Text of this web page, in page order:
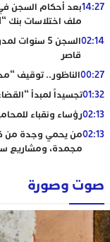
14:27بعد أحكام السجن
ملف اختلاسات بنك “UBM” بتطوان
02:14
السجن 5
قاصر
00:27الناظور.. توقيف
01:32تجسيداً لمبدأ
02:13رؤساء ونقباء
02:13من يحمي وجدة من
مجمدة، ومشاريع
صوت وصورة